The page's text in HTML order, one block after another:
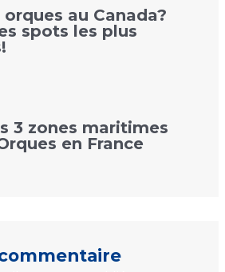
au Canada?
spots les plus
3 zones maritimes
en France